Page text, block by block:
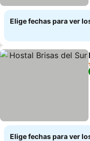
Elige fechas para ver
Elige fechas para ver